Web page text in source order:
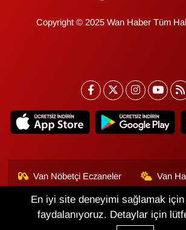
Copyright © 2025 Wan Haber Tüm
Van Nöbetçi Eczaneler Van
Van Namaz Vakitleri
Van
Haritası
En iyi site deneyimi sağlamak
faydalanıyoruz. Detaylar için